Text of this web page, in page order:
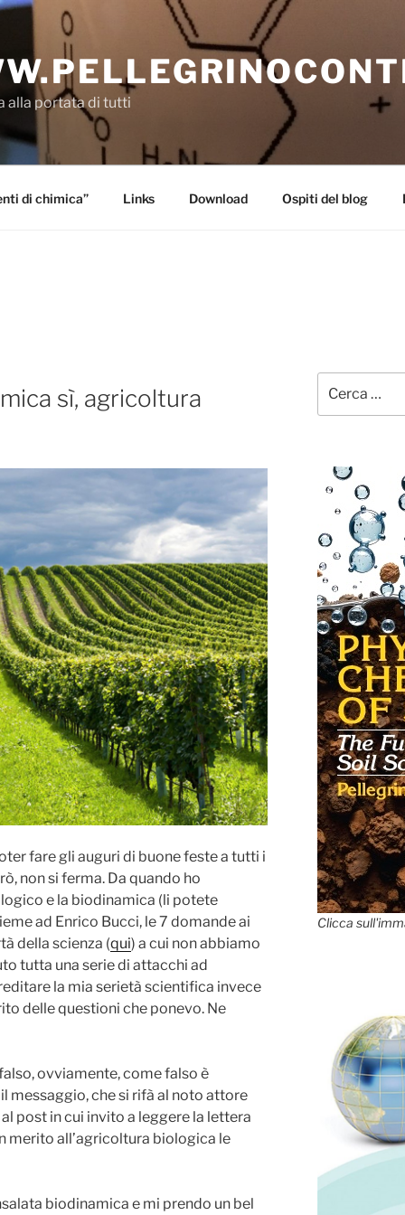
alla portata di tutti
di chimica” Links Download Ospiti del blog
sì, agricoltura
fare gli auguri di buone feste a tutti i
non si ferma. Da quando ho
e la biodinamica (li potete
ad Enrico Bucci, le 7 domande ai
della scienza (qui) a cui non abbiamo
tutta una serie di attacchi ad
la mia serietà scientifica invece
delle questioni che ponevo. Ne
ovviamente, come falso è
messaggio, che si rifà al noto attore
post in cui invito a leggere la lettera
merito all’agricoltura biologica le
biodinamica e mi prendo un bel
Clicca